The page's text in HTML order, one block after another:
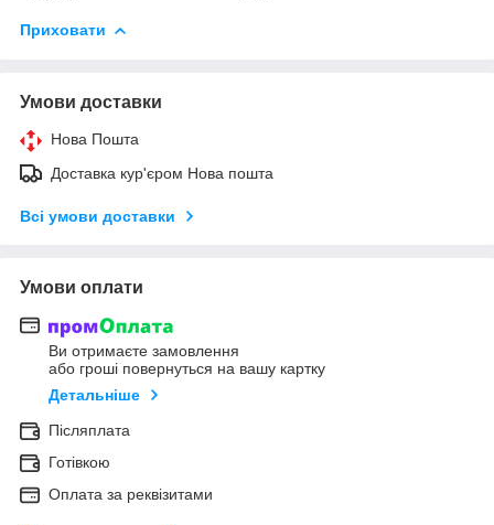
Приховати
Умови доставки
Нова Пошта
Доставка кур'єром Нова пошта
Всі умови доставки
Умови оплати
Ви отримаєте замовлення
або гроші повернуться на вашу картку
Детальніше
Післяплата
Готівкою
Оплата за реквізитами